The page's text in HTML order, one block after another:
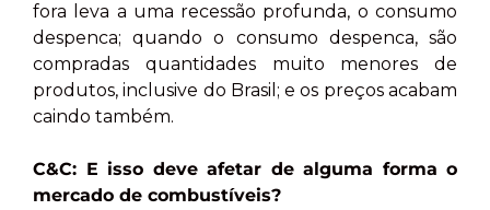
fora leva a uma recessão profunda, o consumo
despenca; quando o consumo despenca, são
compradas quantidades muito menores de
produtos, inclusive do Brasil; e os preços acabam
caindo também.
C&C: E isso deve afetar de alguma forma o
mercado de combustíveis?